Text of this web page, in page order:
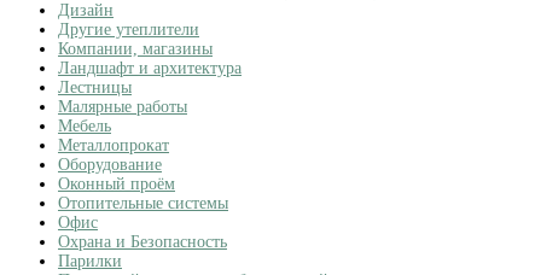
Дизайн
Другие утеплители
Компании, магазины
Ландшафт и архитектура
Лестницы
Малярные работы
Мебель
Металлопрокат
Оборудование
Оконный проём
Отопительные системы
Офис
Охрана и Безопасность
Парилки